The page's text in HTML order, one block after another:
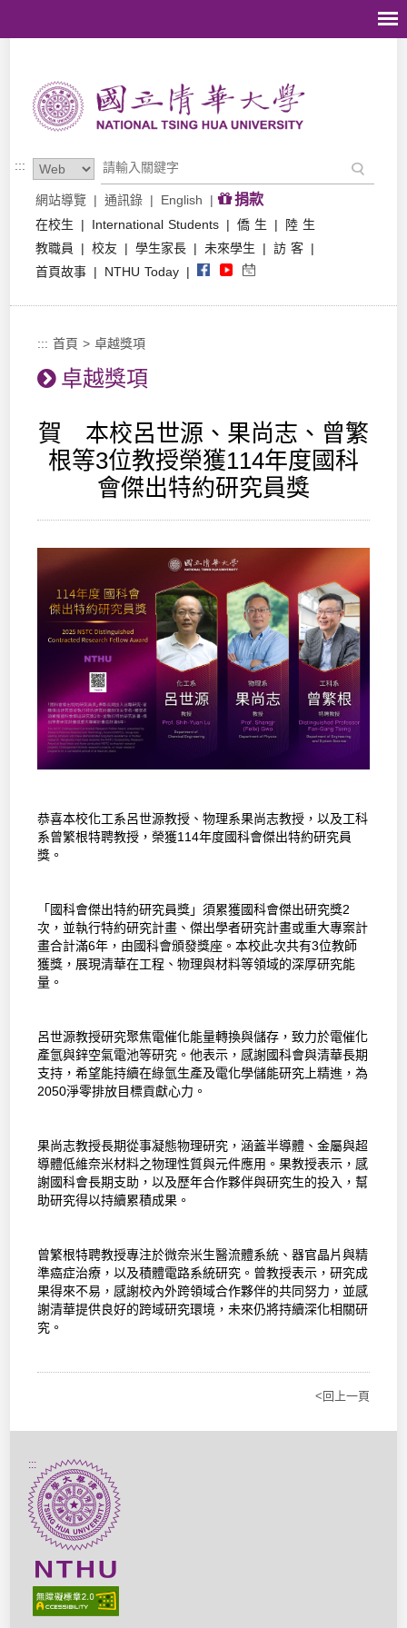
:::
網站導覽 | 通訊錄 | English | 捐款
在校生 | International Students | 僑 生 |
陸 生
教職員
| 校友 | 學生家長 | 未來學生 | 訪 客 |
首頁故事 | NTHU Today |
::: 首頁 >卓越獎項
卓越獎項
賀 本校呂世源、果尚志、曾繁
根等3位教授榮獲114年度國科
會傑出特約研究員獎
恭喜本校化工系呂世源教授、物理系果尚志教授，以及工科
系曾繁根特聘教授，榮獲114年度國科會傑出特約研究員
獎。
「國科會傑出特約研究員獎」須累獲國科會傑出研究獎2
次，並執行特約研究計畫、傑出學者研究計畫或重大專案計
畫合計滿6年，由國科會頒發獎座。本校此次共有3位教師
獲獎，展現清華在工程、物理與材料等領域的深厚研究能
量。
呂世源教授研究聚焦電催化能量轉換與儲存，致力於電催化
產氫與鋅空氣電池等研究。他表示，感謝國科會與清華長期
支持，希望能持續在綠氫生產及電化學儲能研究上精進，為
2050淨零排放目標貢獻心力。
果尚志教授長期從事凝態物理研究，涵蓋半導體、金屬與超
導體低維奈米材料之物理性質與元件應用。果教授表示，感
謝國科會長期支助，以及歷年合作夥伴與研究生的投入，幫
助研究得以持續累積成果。
曾繁根特聘教授專注於微奈米生醫流體系統、器官晶片與精
準癌症治療，以及積體電路系統研究。曾教授表示，研究成
果得來不易，感謝校內外跨領域合作夥伴的共同努力，並感
謝清華提供良好的跨域研究環境，未來仍將持續深化相關研
究。
<回上一頁
:::